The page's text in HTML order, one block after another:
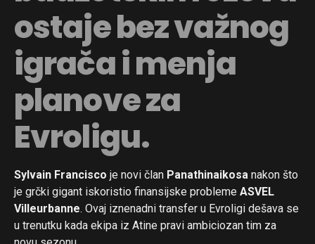
ostaje bez važnog
igrača i menja
planove za
Evroligu.
Sylvain Francisco je novi član Panathinaikosa nakon što
je grčki gigant iskoristio finansijske probleme ASVEL
Villeurbanne. Ovaj iznenadni transfer u Evroligi dešava se
u trenutku kada ekipa iz Atine pravi ambiciozan tim za